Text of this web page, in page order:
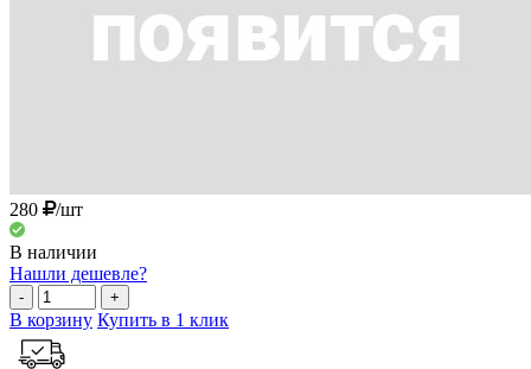
280 /шт
В наличии
Нашли дешевле?
- +
В корзину Купить в 1 клик